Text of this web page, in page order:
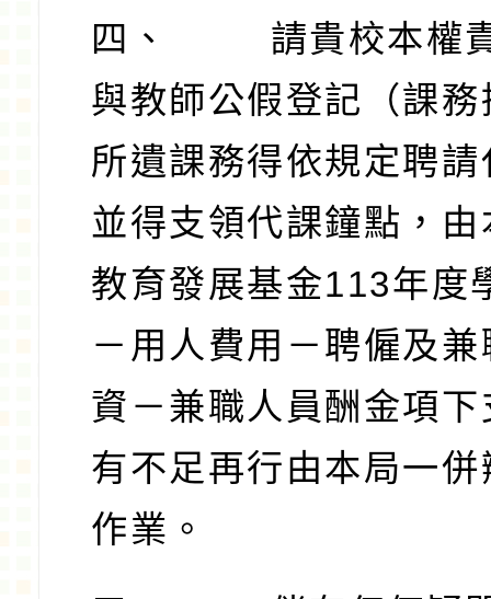
四、
請貴校本權
與教師公假登記（課
所遺課務得依規定聘
並得支領代課鐘點，
教育發展基金113年度
－用人費用－聘僱及
資－兼職人員酬金項
有不足再行由本局一
作業。